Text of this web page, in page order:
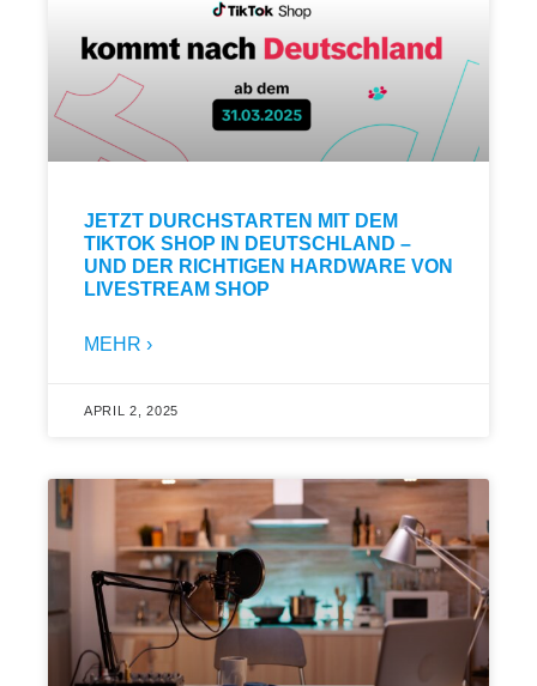
JETZT DURCHSTARTEN MIT DEM
TIKTOK SHOP IN DEUTSCHLAND –
UND DER RICHTIGEN HARDWARE VON
LIVESTREAM SHOP
MEHR ›
APRIL 2, 2025